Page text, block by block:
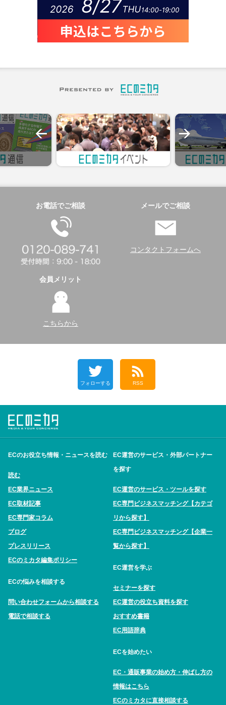
お電話でご相談 メールでご相談
コンタクトフォームへ
会員メリット
こちらから
フォローする RSS
ECのお役立ち情報・ニュースを読む
読む
EC業界ニュース
EC取材記事
EC専門家コラム
ブログ
プレスリリース
ECのミカタ編集ポリシー
ECの悩みを相談する
問い合わせフォームから相談する
電話で相談する
EC運営のサービス・外部パートナー
を探す
EC運営のサービス・ツールを探す
EC専門ビジネスマッチング【カテゴ
リから探す】
EC専門ビジネスマッチング【企業一
覧から探す】
EC運営を学ぶ
セミナーを探す
EC運営の役立ち資料を探す
おすすめ書籍
EC用語辞典
ECを始めたい
EC・通販事業の始め方・伸ばし方の
情報はこちら
ECのミカタに直接相談する